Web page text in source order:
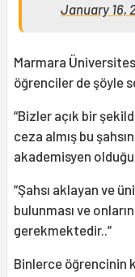
January 16,
Marmara
öğrenciler de şöyle
“Bizler açık bir
ceza almış bu
akademisyen
“Şahsı aklayan ve
bulunması ve
gerekmektedir..”
Binlerce öğrencinin